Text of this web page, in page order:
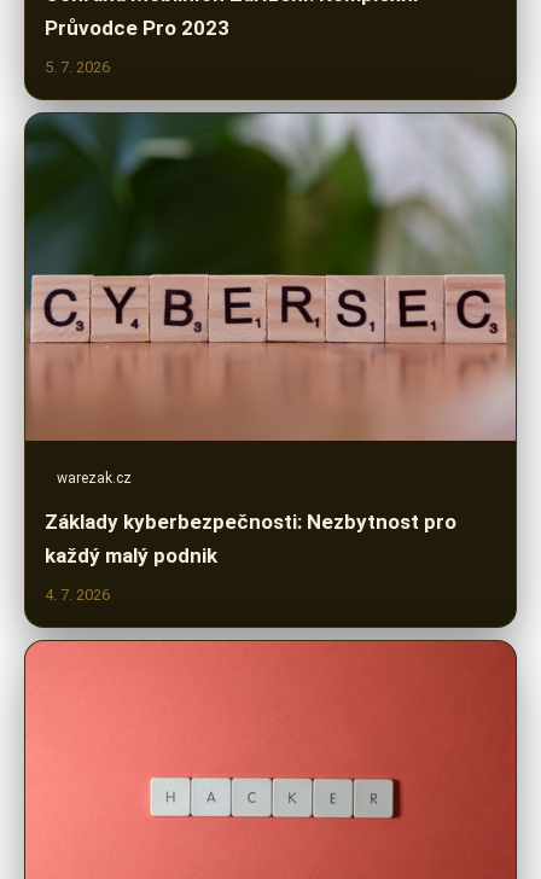
Průvodce Pro 2023
5. 7. 2026
warezak.cz
Základy kyberbezpečnosti: Nezbytnost pro
každý malý podnik
4. 7. 2026